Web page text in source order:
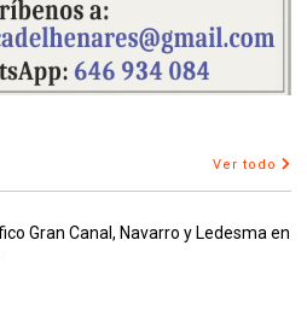
Ver todo
Gran Canal, Navarro y Ledesma en